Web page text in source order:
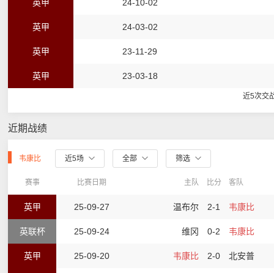
英甲 24-10-02
英甲 24-03-02
英甲 23-11-29
英甲 23-03-18
近5次交
近期战绩
韦康比 近5场 全部 筛选
赛事 比赛日期 主队 比分 客队
英甲 25-09-27 温布尔 2-1 韦康比
英联杯 25-09-24 维冈 0-2 韦康比
英甲 25-09-20 韦康比 2-0 北安普